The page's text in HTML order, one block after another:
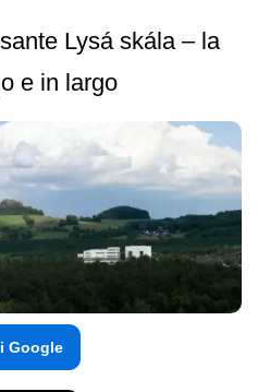
Lysá skála – la
e in largo
Google